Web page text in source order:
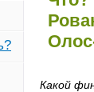
Какой